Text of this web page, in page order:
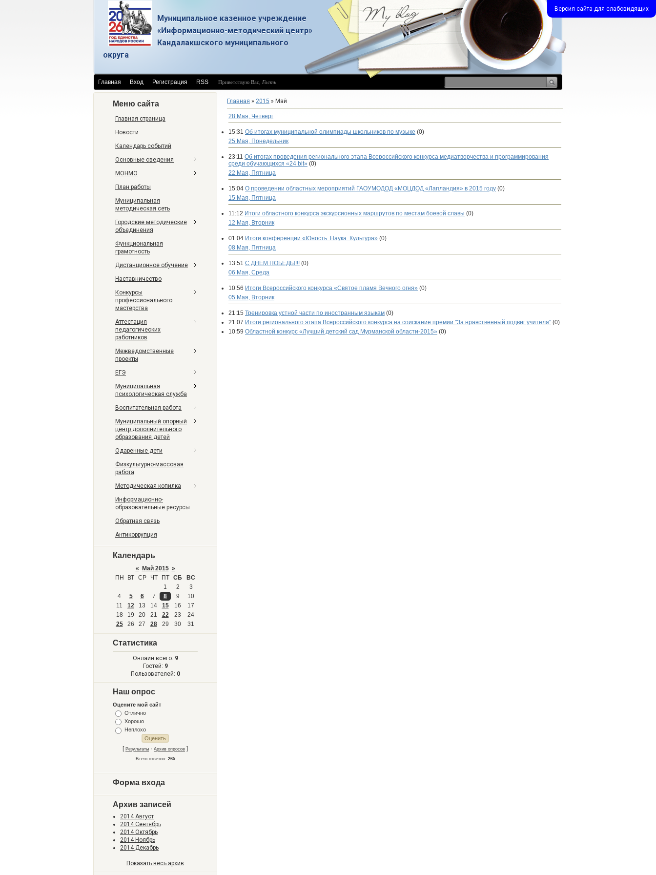
Версия сайта для слабовидящих
Муниципальное казенное учреждение
«Информационно-методический центр»
Кандалакшского муниципального
округа
Главная Вход Регистрация RSS Приветствую Вас Гость
Меню сайта
Главная страница
Новости
Календарь событий
Основные сведения
МОНМО
План работы
Муниципальная
методическая сеть
Городские методические
объединения
Функциональная
грамотность
Дистанционное обучение
Наставничество
Конкурсы
профессионального
мастерства
Аттестация
педагогических
работников
Межведомственные
проекты
ЕГЭ
Муниципальная
психологическая служба
Воспитательная работа
Муниципальный опорный
центр дополнительного
образования детей
Одаренные дети
Физкультурно-массовая
работа
Методическая копилка
Информационно-
образовательные ресурсы
Обратная связь
Антикоррупция
Календарь
« Май 2015 »
ПН
ВТ СР ЧТ ПТ СБ
ВС
1
2
3
4
5 6 7 8 9
10
11
12 13 14 15 16
17
18
19 20 21 22 23
24
25
26 27 28 29 30 31
Статистика
Онлайн всего: 9
Гостей: 9
Пользователей: 0
Наш опрос
Оцените мой сайт
Отлично
Хорошо
Неплохо
[ Результаты · Архив опросов ]
Всего ответов: 265
Форма входа
Архив записей
2014 Август
2014 Сентябрь
2014 Октябрь
2014 Ноябрь
2014 Декабрь
Показать весь архив
Главная » 2015 » Май
28 Мая, Четверг
15:31 Об итогах муниципальной олимпиады школьников по музыке (0)
25 Мая, Понедельник
23:11 Об итогах проведения регионального этапа Всероссийского конкурса медиатворчества и программирования
среди обучающихся «24 bit» (0)
22 Мая, Пятница
15:04 О проведении областных мероприятий ГАОУМОДОД «МОЦДОД «Лапландия» в 2015 году (0)
15 Мая, Пятница
11:12 Итоги областного конкурса экскурсионных маршрутов по местам боевой славы (0)
12 Мая, Вторник
01:04 Итоги конференции «Юность. Наука. Культура» (0)
08 Мая, Пятница
13:51 С ДНЕМ ПОБЕДЫ!!! (0)
06 Мая, Среда
10:56 Итоги Всероссийского конкурса «Святое пламя Вечного огня» (0)
05 Мая, Вторник
21:15 Тренировка устной части по иностранным языкам (0)
21:07 Итоги регионального этапа Всероссийского конкурса на соискание премии "За нравственный подвиг учителя" (0)
10:59 Областной конкурс «Лучший детский сад Мурманской области-2015» (0)